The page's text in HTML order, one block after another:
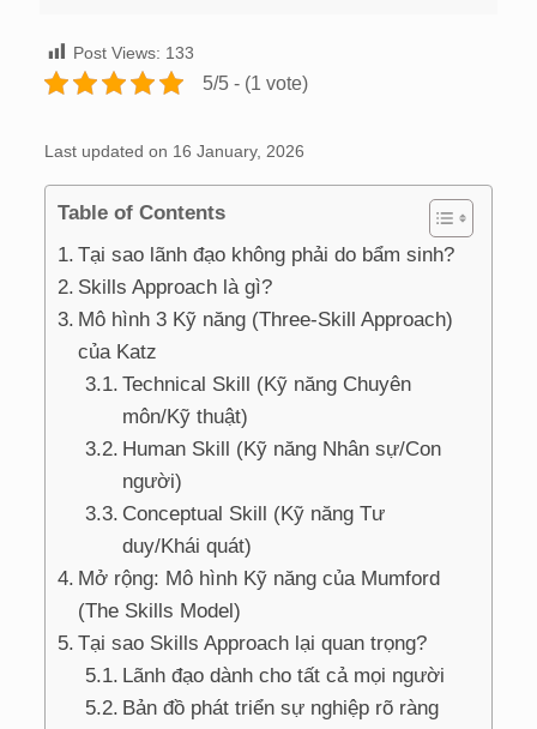
Post Views: 133
5/5 - (1 vote)
Last updated on 16 January, 2026
Table of Contents
Tại sao lãnh đạo không phải do bẩm sinh?
Skills Approach là gì?
Mô hình 3 Kỹ năng (Three-Skill Approach)
của Katz
Technical Skill (Kỹ năng Chuyên
môn/Kỹ thuật)
Human Skill (Kỹ năng Nhân sự/Con
người)
Conceptual Skill (Kỹ năng Tư
duy/Khái quát)
Mở rộng: Mô hình Kỹ năng của Mumford
(The Skills Model)
Tại sao Skills Approach lại quan trọng?
Lãnh đạo dành cho tất cả mọi người
Bản đồ phát triển sự nghiệp rõ ràng